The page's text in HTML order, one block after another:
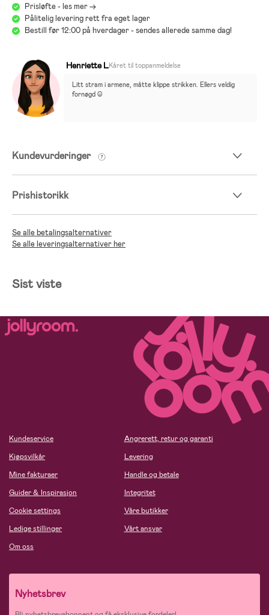
Prisløfte - les mer ->
Pålitelig levering rett fra eget lager
Bestill før 12:00 på hverdager - sendes allerede samme dag!
Henriette LKåret til toppanmeldelse
Litt stram i armene, måtte klippe strikken. Ellers veldig
fornøgd :)
Kundevurderinger
Prishistorikk
Se alle betalingsalternativer
Se alle leveringsalternativer her
Sist viste
Kundeservice
Kjøpsvilkår
Mine fakturaer
Guider & Inspirasjon
Cookie settings
Ledige stillinger
Om oss
Angrerett, retur og garanti
Levering
Handle og betale
Integritet
Våre butikker
Vårt ansvar
Nyhetsbrev